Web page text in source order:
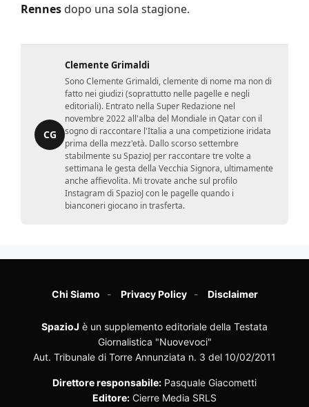
Rennes dopo una sola stagione.
CG
Clemente Grimaldi
Sono Clemente Grimaldi, clemente di nome ma non di
fatto nei giudizi (soprattutto nelle pagelle e negli
editoriali). Entrato nella Super Redazione nel
novembre 2022 all'alba del Mondiale in Qatar con il
sogno di raccontare l'Italia a una competizione iridata
prima della mezz'età. Dallo scorso settembre
stabilmente su SpazioJ per raccontare tre volte a
settimana le gesta della Vecchia Signora, ultimamente
anche affievolita. Mi trovate anche sul profilo
Instagram di SpazioJ con le pagelle quando i
bianconeri giocano in trasferta.
Chi Siamo Privacy Policy Disclaimer
SpazioJ è un supplemento editoriale della Testata
Giornalistica "Nuovevoci"
Aut. Tribunale di Torre Annunziata n. 3 del 10/02/2011
Direttore responsabile: Pasquale Giacometti
Editore: Cierre Media SRLS